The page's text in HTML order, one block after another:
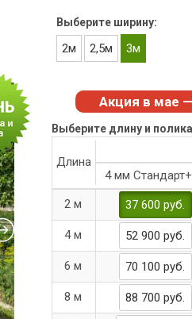
Выберите ширину:
2м 2,5м 3м
Акция в мае
Выберите длину и
Длина
4 мм Стандарт+
2 м 37 600 руб.
4 м 52 900 руб.
6 м 70 100 руб.
8 м 88 700 руб.